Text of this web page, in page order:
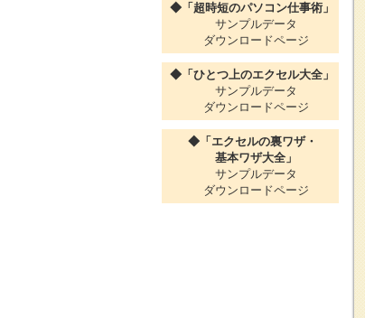
◆「超時短のパソコン仕事術」
サンプルデータ
ダウンロードページ
◆「ひとつ上のエクセル大全」
サンプルデータ
ダウンロードページ
◆「エクセルの裏ワザ・
基本ワザ大全」
サンプルデータ
ダウンロードページ